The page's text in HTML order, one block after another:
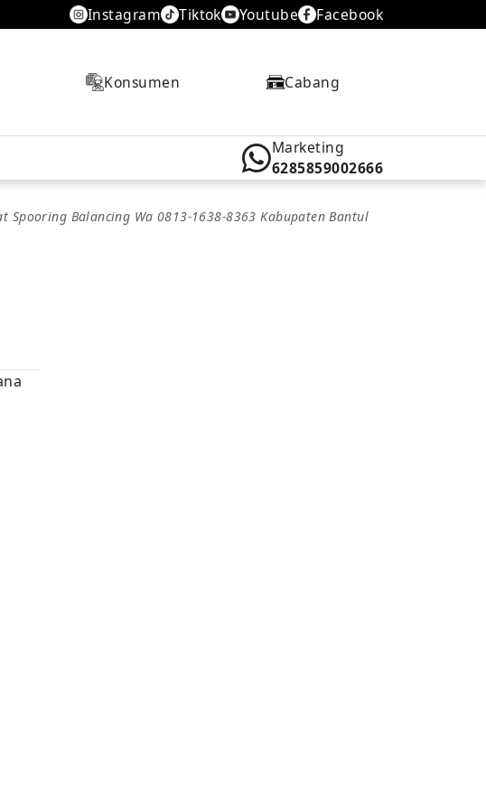
Instagram Tiktok Youtube Facebook
Konsumen Cabang
Marketing
6285859002666
Spooring Balancing Wa 0813-1638-8363 Kabupaten Bantul